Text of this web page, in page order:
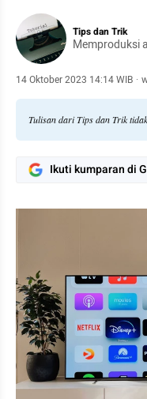
Tips dan Trik
Memproduksi
14 Oktober 2023 14:14 WIB ·
Tulisan dari Tips dan Trik
Ikuti kumparan di